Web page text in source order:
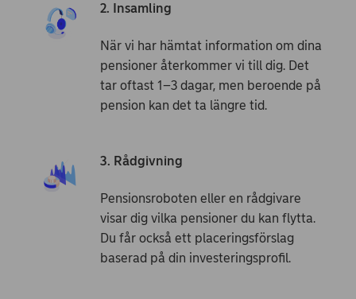
2. Insamling
När vi har hämtat information om dina
pensioner återkommer vi till dig. Det
tar oftast 1–3 dagar, men beroende på
pension kan det ta längre tid.
3. Rådgivning
Pensions­roboten eller en rådgivare
visar dig vilka pensioner du kan flytta.
Du får också ett placeringsförslag
baserad på din investerings­­profil.